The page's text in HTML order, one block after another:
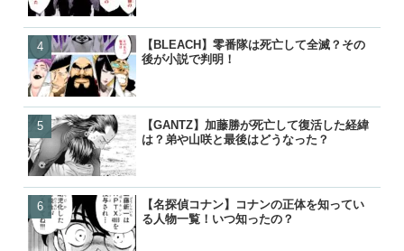
【BLEACH】零番隊は死亡して全滅？その
後が小説で判明！
【GANTZ】加藤勝が死亡して復活した経緯
は？弟や山咲と最後はどうなった？
【名探偵コナン】コナンの正体を知ってい
る人物一覧！いつ知ったの？
【BLEACH】零番隊は死亡
【BORUTO】うずまきボル
を失って里抜け？大筒木化
【BLEACH】護廷十三隊の
覧！初代から10年後まで歴
【BORUTO】九喇嘛（クラ
【BLEACH】零番隊は死亡
後が小説で判明！
【BLEACH】護廷十三隊の
覧！初代から10年後まで歴
【BORUTO】九喇嘛（クラ
【呪術廻戦】五条悟が復活
経緯と宿儺との決戦はいつ
【鬼滅の刃】鬼舞辻無惨の
た？どうやって倒したのか